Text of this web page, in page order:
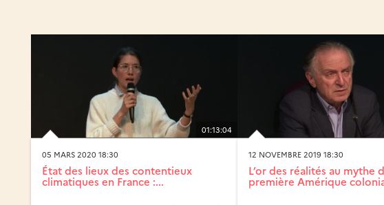
01:13:04
05 MARS 2020 18:30
État des lieux des contentieux
climatiques en France :...
12 NOVEMBRE 2019 18:30
L’or des réalités au mythe
première Amérique